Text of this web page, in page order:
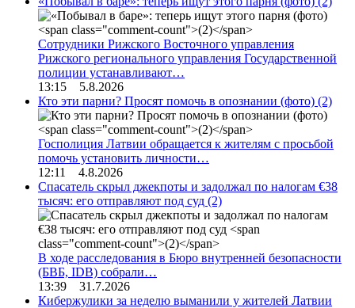
Сотрудники Рижского Восточного управления
Рижского регионального управления Государственной
полиции устанавливают…
13:15 5.8.2026
Кто эти парни? Просят помочь в опознании (фото) (2)
Госполиция Латвии обращается к жителям с просьбой
помочь установить личности…
12:11 4.8.2026
Спасатель скрыл джекпоты и задолжал по налогам €38
тысяч: его отправляют под суд (2)
В ходе расследования в Бюро внутренней безопасности
(БВБ, IDB) собрали…
13:39 31.7.2026
Кибержулики за неделю выманили у жителей Латвии